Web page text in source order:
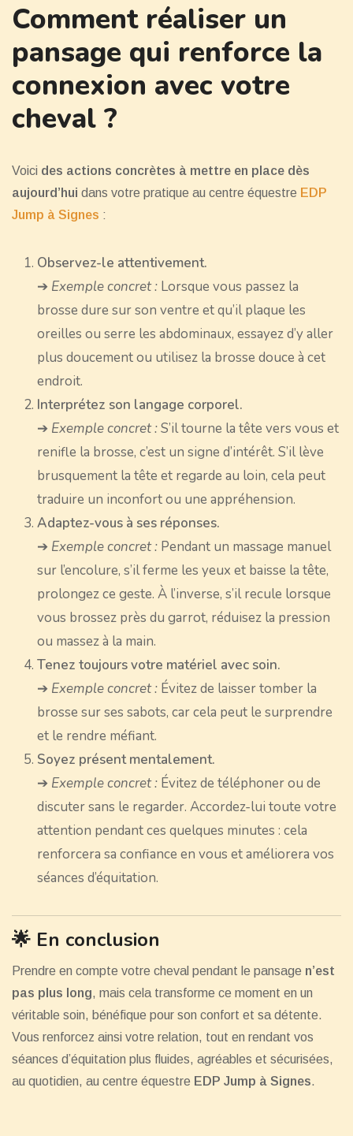
Comment réaliser un
pansage qui renforce la
connexion avec votre
cheval ?
Voici des actions concrètes à mettre en place dès
aujourd’hui dans votre pratique au centre équestre EDP
Jump à Signes :
Observez-le attentivement.
➔ Exemple concret : Lorsque vous passez la
brosse dure sur son ventre et qu’il plaque les
oreilles ou serre les abdominaux, essayez d’y aller
plus doucement ou utilisez la brosse douce à cet
endroit.
Interprétez son langage corporel.
➔ Exemple concret :S’il tourne la tête vers vous et
renifle la brosse, c’est un signe d’intérêt. S’il lève
brusquement la tête et regarde au loin, cela peut
traduire un inconfort ou une appréhension.
Adaptez-vous à ses réponses.
➔ Exemple concret : Pendant un massage manuel
sur l’encolure, s’il ferme les yeux et baisse la tête,
prolongez ce geste. À l’inverse, s’il recule lorsque
vous brossez près du garrot, réduisez la pression
ou massez à la main.
Tenez toujours votre matériel avec soin.
➔ Exemple concret : Évitez de laisser tomber la
brosse sur ses sabots, car cela peut le surprendre
et le rendre méfiant.
Soyez présent mentalement.
➔ Exemple concret : Évitez de téléphoner ou de
discuter sans le regarder. Accordez-lui toute votre
attention pendant ces quelques minutes : cela
renforcera sa confiance en vous et améliorera vos
séances d’équitation.
🌟 En conclusion
Prendre en compte votre cheval pendant le pansage n’est
pas plus long, mais cela transforme ce moment en un
véritable soin, bénéfique pour son confort et sa détente.
Vous renforcez ainsi votre relation, tout en rendant vos
séances d’équitation plus fluides, agréables et sécurisées,
au quotidien, au centre équestre EDP Jump à Signes.